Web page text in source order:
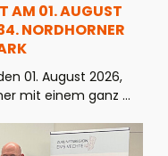
AM 01. AUGUST
NORDHORNER
01. August 2026,
mit einem ganz ...